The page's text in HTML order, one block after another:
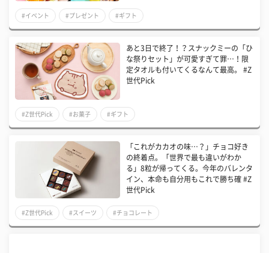
#イベント #プレゼント #ギフト
あと3日で終了！？スナックミーの「ひ
な祭りセット」が可愛すぎて罪…！限
定タオルも付いてくるなんて最高。 #Z
世代Pick
#Z世代Pick #お菓子 #ギフト
「これがカカオの味…？」チョコ好き
の終着点。「世界で最も違いがわか
る」8粒が帰ってくる。今年のバレンタ
イン、本命も自分用もこれで勝ち確 #Z
世代Pick
#Z世代Pick #スイーツ #チョコレート